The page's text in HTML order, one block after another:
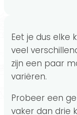
Eet je dus elke
veel
zijn een paar
variëren.
Probeer een
vaker dan drie